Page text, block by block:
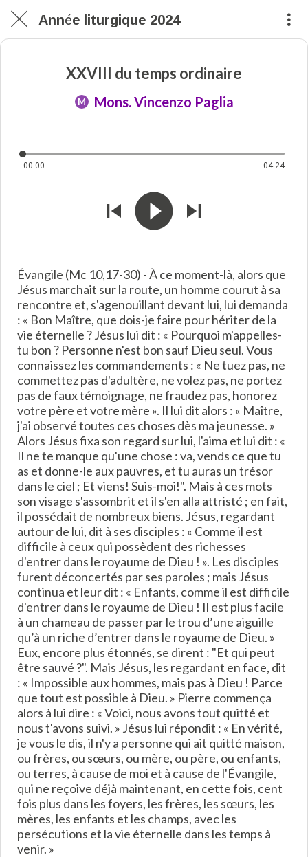
Année liturgique 2024
XXVIII du temps ordinaire
M Mons. Vincenzo Paglia
00:00 04:24
Évangile (Mc 10,17-30) - À ce moment-là, alors que
Jésus marchait sur la route, un homme courut à sa
rencontre et, s'agenouillant devant lui, lui demanda
: « Bon Maître, que dois-je faire pour hériter de la
vie éternelle ? Jésus lui dit : « Pourquoi m'appelles-
tu bon ? Personne n'est bon sauf Dieu seul. Vous
connaissez les commandements : « Ne tuez pas, ne
commettez pas d'adultère, ne volez pas, ne portez
pas de faux témoignage, ne fraudez pas, honorez
votre père et votre mère ». Il lui dit alors : « Maître,
j'ai observé toutes ces choses dès ma jeunesse. »
Alors Jésus fixa son regard sur lui, l'aima et lui dit : «
Il ne te manque qu'une chose : va, vends ce que tu
as et donne-le aux pauvres, et tu auras un trésor
dans le ciel ; Et viens! Suis-moi!". Mais à ces mots
son visage s'assombrit et il s'en alla attristé ; en fait,
il possédait de nombreux biens. Jésus, regardant
autour de lui, dit à ses disciples : « Comme il est
difficile à ceux qui possèdent des richesses
d'entrer dans le royaume de Dieu ! ». Les disciples
furent déconcertés par ses paroles ; mais Jésus
continua et leur dit : « Enfants, comme il est difficile
d'entrer dans le royaume de Dieu ! Il est plus facile
à un chameau de passer par le trou d’une aiguille
qu’à un riche d’entrer dans le royaume de Dieu. »
Eux, encore plus étonnés, se dirent : "Et qui peut
être sauvé ?". Mais Jésus, les regardant en face, dit
: « Impossible aux hommes, mais pas à Dieu ! Parce
que tout est possible à Dieu. » Pierre commença
alors à lui dire : « Voici, nous avons tout quitté et
nous t'avons suivi. » Jésus lui répondit : « En vérité,
je vous le dis, il n'y a personne qui ait quitté maison,
ou frères, ou sœurs, ou mère, ou père, ou enfants,
ou terres, à cause de moi et à cause de l'Évangile,
qui ne reçoive déjà maintenant, en cette fois, cent
fois plus dans les foyers, les frères, les sœurs, les
mères, les enfants et les champs, avec les
persécutions et la vie éternelle dans les temps à
venir. »